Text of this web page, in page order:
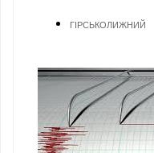
ГІРСЬКОЛИЖНИЙ